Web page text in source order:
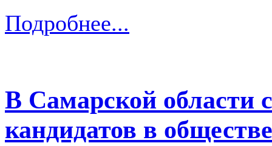
Подробнее...
В Самарской области
кандидатов в